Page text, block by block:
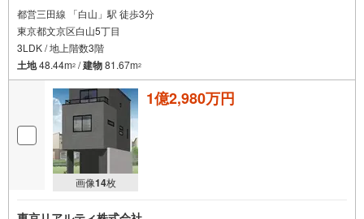
都営三田線 「白山」駅 徒歩3分
東京都文京区白山5丁目
3LDK / 地上階数3階
土地48.44m2 /建物81.67m2
画像14枚
1億2,980万円